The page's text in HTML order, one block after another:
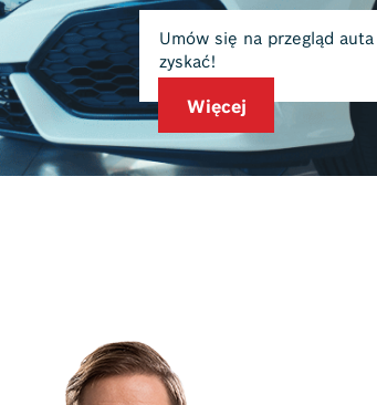
Umów się na przegląd auta na gwarancji i
zyskać!
Więcej